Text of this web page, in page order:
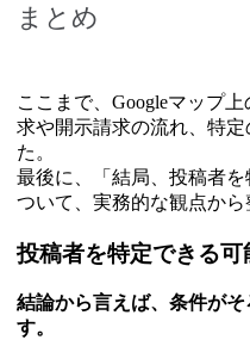
まとめ
ここまで、Googleマップ
求や開示請求の流れ、特
た。
最後に、「結局、投稿者
ついて、実務的な観点から
投稿者を特定できる可
結論から言えば、条件が
す。